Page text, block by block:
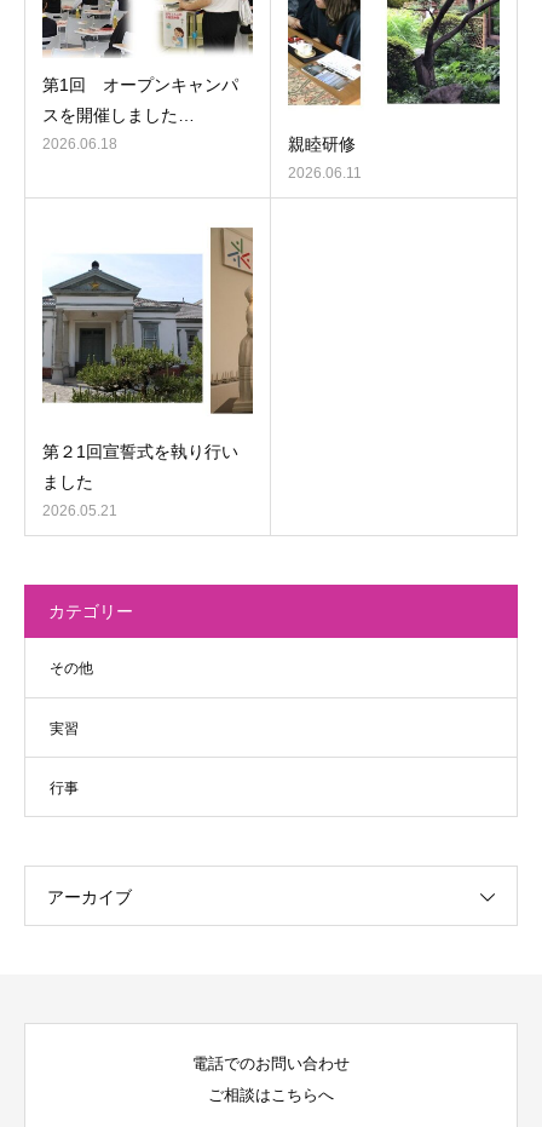
第1回 オープンキャンパ
スを開催しました…
2026.06.18 親睦研修
2026.06.11
第２1回宣誓式を執り行い
ました
2026.05.21
カテゴリー
その他
実習
行事
アーカイブ
電話でのお問い合わせ
ご相談はこちらへ